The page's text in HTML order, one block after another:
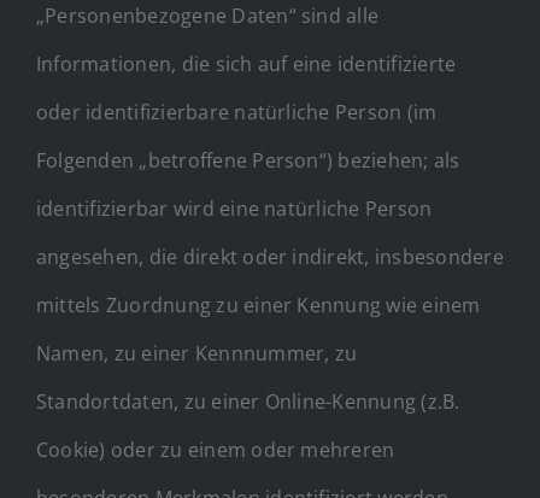
„Personenbezogene Daten“ sind alle
Informationen, die sich auf eine identifizierte
oder identifizierbare natürliche Person (im
Folgenden „betroffene Person“) beziehen; als
identifizierbar wird eine natürliche Person
angesehen, die direkt oder indirekt, insbesondere
mittels Zuordnung zu einer Kennung wie einem
Namen, zu einer Kennnummer, zu
Standortdaten, zu einer Online-Kennung (z.B.
Cookie) oder zu einem oder mehreren